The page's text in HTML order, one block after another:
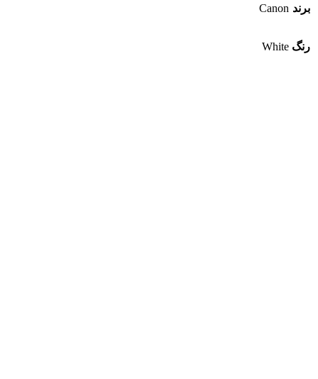
برند Canon
رنگ White